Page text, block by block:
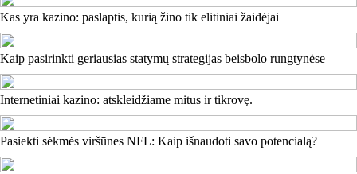
Kas yra kazino: paslaptis, kurią žino tik elitiniai žaidėjai
Kaip pasirinkti geriausias statymų strategijas beisbolo rungtynėse
Internetiniai kazino: atskleidžiame mitus ir tikrovę.
Pasiekti sėkmės viršūnes NFL: Kaip išnaudoti savo potencialą?